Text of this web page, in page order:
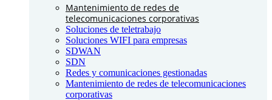
Mantenimiento de redes de
telecomunicaciones corporativas
Soluciones de teletrabajo
Soluciones WIFI para empresas
SDWAN
SDN
Redes y comunicaciones gestionadas
Mantenimiento de redes de telecomunicaciones
corporativas